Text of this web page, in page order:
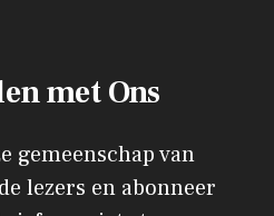
met Ons
gemeenschap van
lezers en abonneer